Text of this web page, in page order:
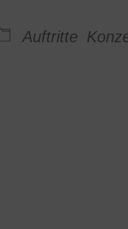
Auftritte